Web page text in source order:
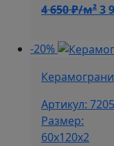
4 650₽/м²
4
3
-20%
Артикул:
Размер:
60x120x2